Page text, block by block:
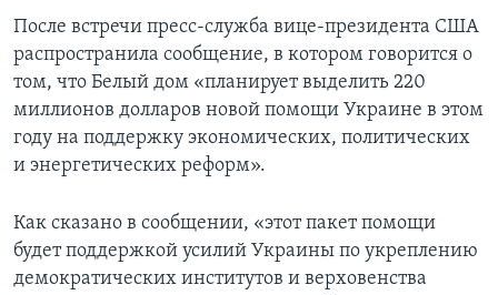
После встречи пресс-служба вице-президента США
распространила сообщение, в котором говорится о
том, что Белый дом «планирует выделить 220
миллионов долларов новой помощи Украине в этом
году на поддержку экономических, политических
и энергетических реформ».
Как сказано в сообщении, «этот пакет помощи
будет поддержкой усилий Украины по укреплению
демократических институтов и верховенства